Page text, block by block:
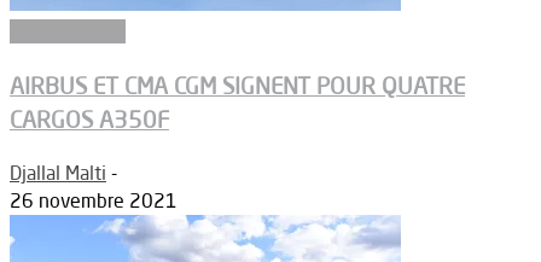
AIRBUS ET CMA CGM SIGNENT POUR QUATRE
CARGOS A350F
Djallal Malti -
26 novembre 2021